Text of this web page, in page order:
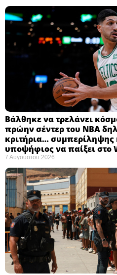
Βάλθηκε να τρελάνει
πρώην σέντερ του NBA
κριτήρια… συμπερίληψης
υποψήφιος να παίξει στο
7 Αυγούστου 2026